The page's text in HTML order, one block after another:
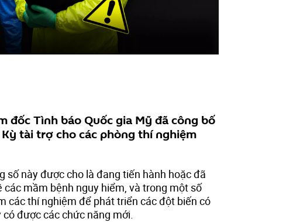
đốc Tình báo Quốc gia Mỹ đã công bố
tài trợ cho các phòng thí nghiệm
số này được cho là đang tiến hành hoặc đã
mầm bệnh nguy hiểm, và trong một số
các thí nghiệm để phát triển các đột biến có
được các chức năng mới.